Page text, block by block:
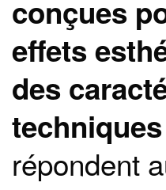
conçues
effets
des
techniques
répondent